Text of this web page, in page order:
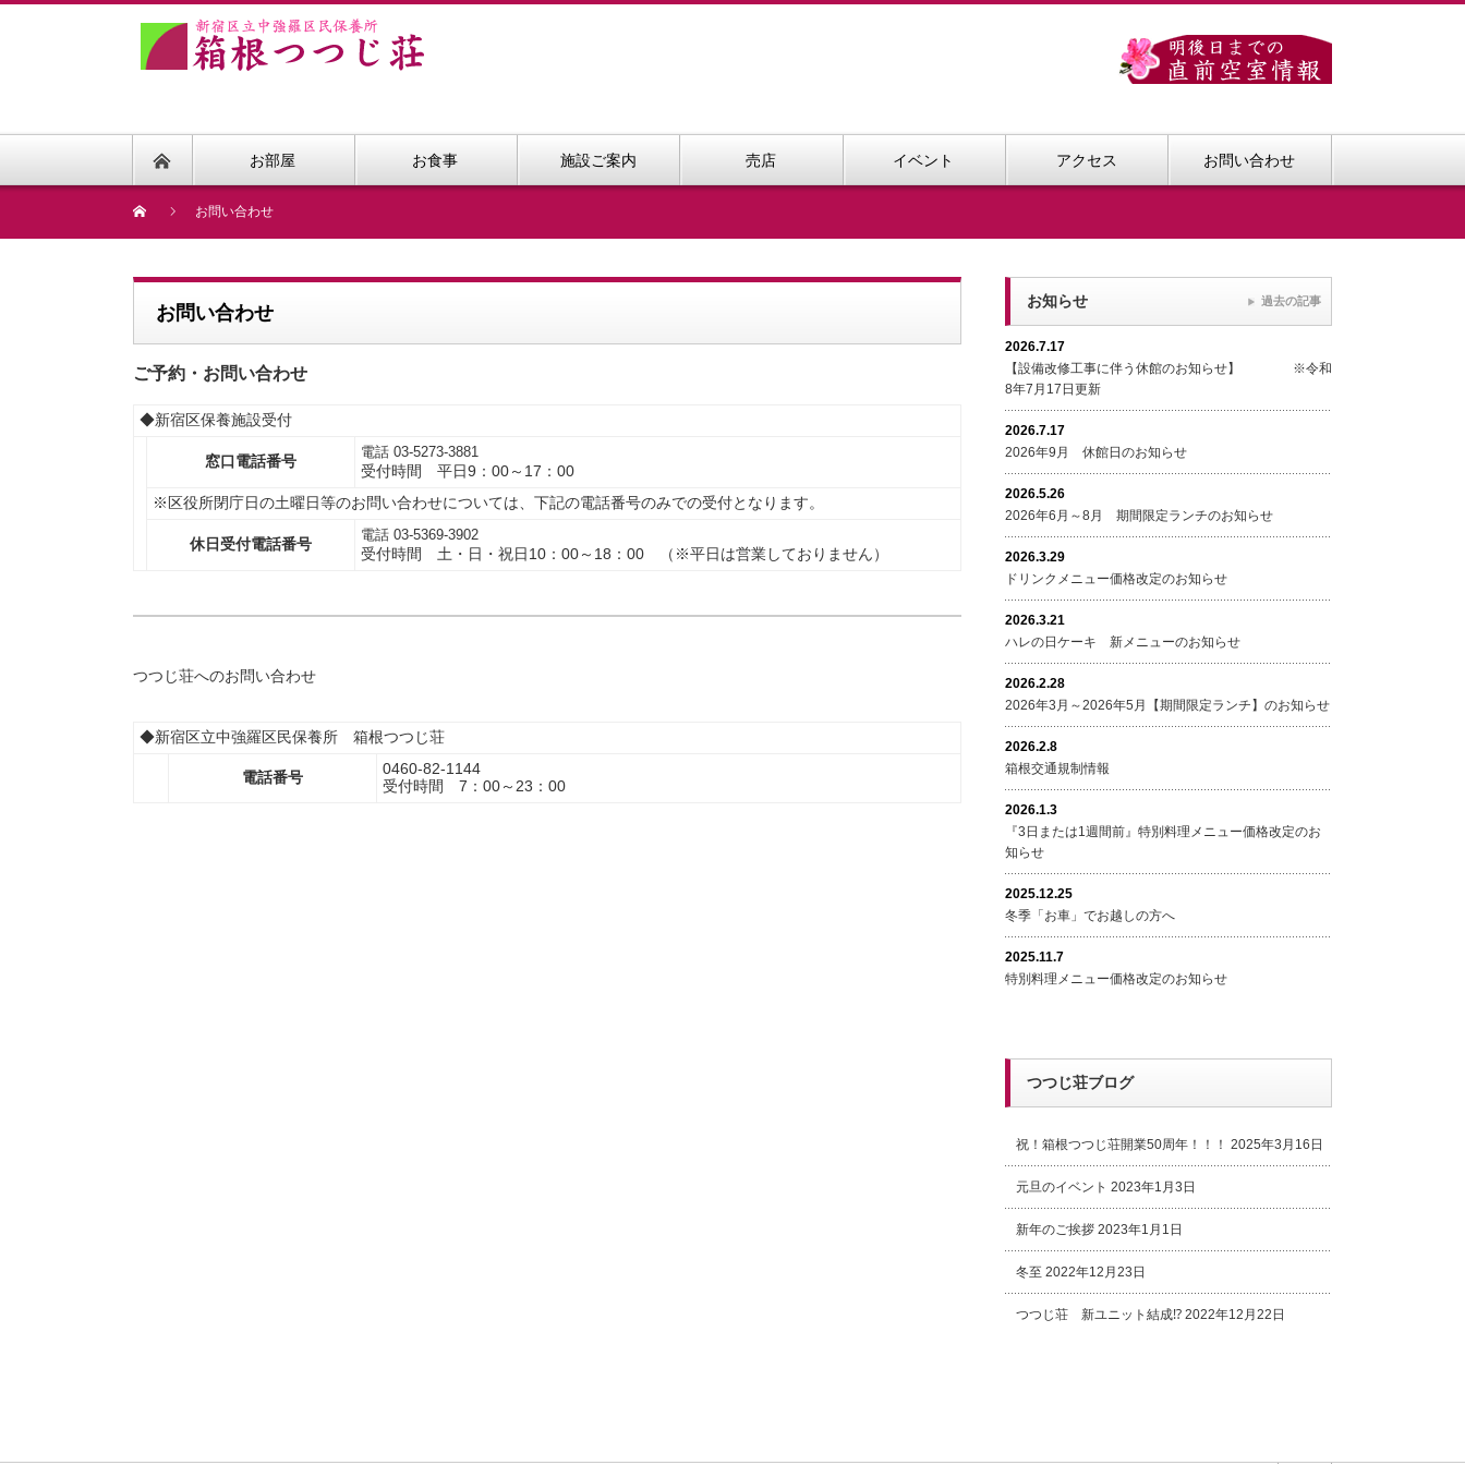
お部屋 お食事 施設ご案内 売店 イベント アクセス お問い合わせ
お問い合わせ
お問い合わせ
ご予約・お問い合わせ
◆新宿区保養施設受付
窓口電話番号
電話 03-5273-3881
受付時間 平日9：00～17：00
※区役所閉庁日の土曜日等のお問い合わせについては、下記の電話番号のみでの受付となります。
休日受付電話番号
電話 03-5369-3902
受付時間 土・日・祝日10：00～18：00 （※平日は営業しておりません）
つつじ荘へのお問い合わせ
◆新宿区立中強羅区民保養所 箱根つつじ荘
電話番号
0460-82-1144
受付時間 7：00～23：00
お知らせ
2026.7.17
【設備改修工事に伴う休館のお知らせ】 ※令和
8年7月17日更新
2026.7.17
2026年9月 休館日のお知らせ
2026.5.26
2026年6月～8月 期間限定ランチのお知らせ
2026.3.29
ドリンクメニュー価格改定のお知らせ
2026.3.21
ハレの日ケーキ 新メニューのお知らせ
2026.2.28
2026年3月～2026年5月【期間限定ランチ】のお知らせ
2026.2.8
箱根交通規制情報
2026.1.3
『3日または1週間前』特別料理メニュー価格改定のお
知らせ
2025.12.25
冬季「お車」でお越しの方へ
2025.11.7
特別料理メニュー価格改定のお知らせ
過去の記事
つつじ荘ブログ
祝！箱根つつじ荘開業50周年！！！ 2025年3月16日
元旦のイベント 2023年1月3日
新年のご挨拶 2023年1月1日
冬至 2022年12月23日
つつじ荘 新ユニット結成⁉ 2022年12月22日